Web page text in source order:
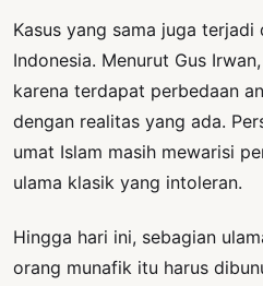
Kasus yang sama juga
Indonesia. Menurut Gus
karena terdapat perbedaan
dengan realitas yang ada.
umat Islam masih mewarisi
ulama klasik yang intoleran.
Hingga hari ini, sebagian
orang munafik itu harus